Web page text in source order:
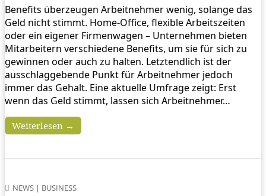
Benefits überzeugen Arbeitnehmer wenig, solange das
Geld nicht stimmt. Home-Office, flexible Arbeitszeiten
oder ein eigener Firmenwagen – Unternehmen bieten
Mitarbeitern verschiedene Benefits, um sie für sich zu
gewinnen oder auch zu halten. Letztendlich ist der
ausschlaggebende Punkt für Arbeitnehmer jedoch
immer das Gehalt. Eine aktuelle Umfrage zeigt: Erst
wenn das Geld stimmt, lassen sich Arbeitnehmer…
Weiterlesen →
NEWS | BUSINESS